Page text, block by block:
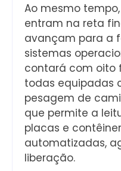
Ao mesmo
entram na reta
avançam para a
sistemas
contará com oito
todas equipadas
pesagem de
que permite a
placas e
automatizadas,
liberação.